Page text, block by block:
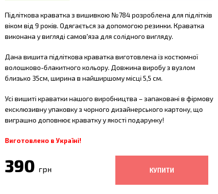
Підліткова краватка з вишивкою №784 розроблена для підлітків
віком від 9 років. Одягається за допомогою резинки. Краватка
виконана у вигляді самов'яза для солідного вигляду.
Дана вишита підліткова краватка виготовлена із костюмної
волошково-блакитного кольору. Довжина виробу з вузлом
близько 35см, ширина в найширшому місці 5,5 см.
Усі вишиті краватки нашого виробництва – запаковані в фірмову
ексклюзивну упаковку з чорного дизайнерського картону, що
виграшно доповнює краватку у якості подарунку!
Виготовлено в Україні!
390 грн